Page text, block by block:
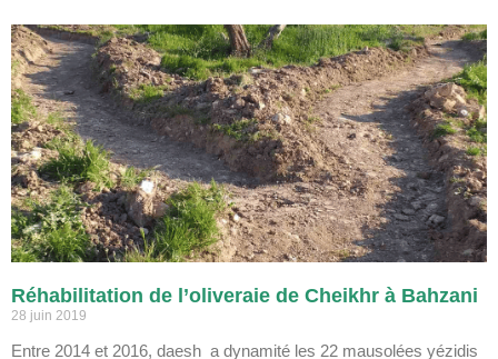
Réhabilitation de l’oliveraie de Cheikhr à Bahzani
28 juin 2019
Entre 2014 et 2016, daesh a dynamité les 22 mausolées yézidis